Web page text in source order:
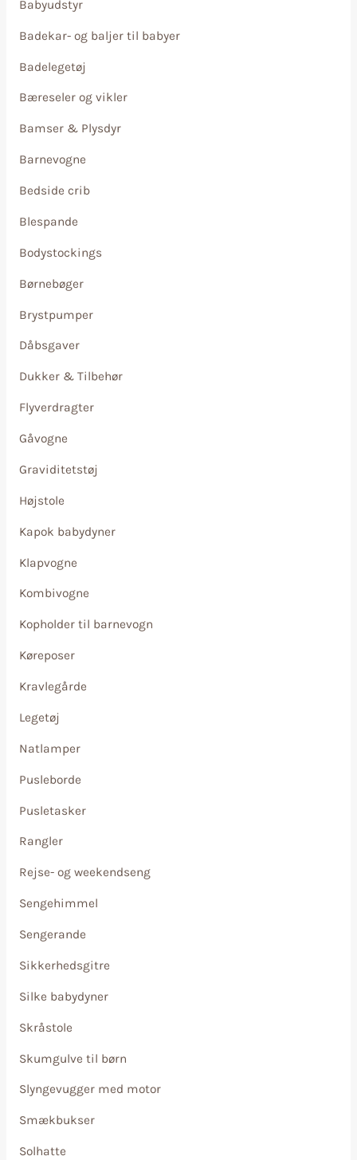
Babyudstyr
Badekar- og baljer til babyer
Badelegetøj
Bæreseler og vikler
Bamser & Plysdyr
Barnevogne
Bedside crib
Blespande
Bodystockings
Børnebøger
Brystpumper
Dåbsgaver
Dukker & Tilbehør
Flyverdragter
Gåvogne
Graviditetstøj
Højstole
Kapok babydyner
Klapvogne
Kombivogne
Kopholder til barnevogn
Køreposer
Kravlegårde
Legetøj
Natlamper
Pusleborde
Pusletasker
Rangler
Rejse- og weekendseng
Sengehimmel
Sengerande
Sikkerhedsgitre
Silke babydyner
Skråstole
Skumgulve til børn
Slyngevugger med motor
Smækbukser
Solhatte